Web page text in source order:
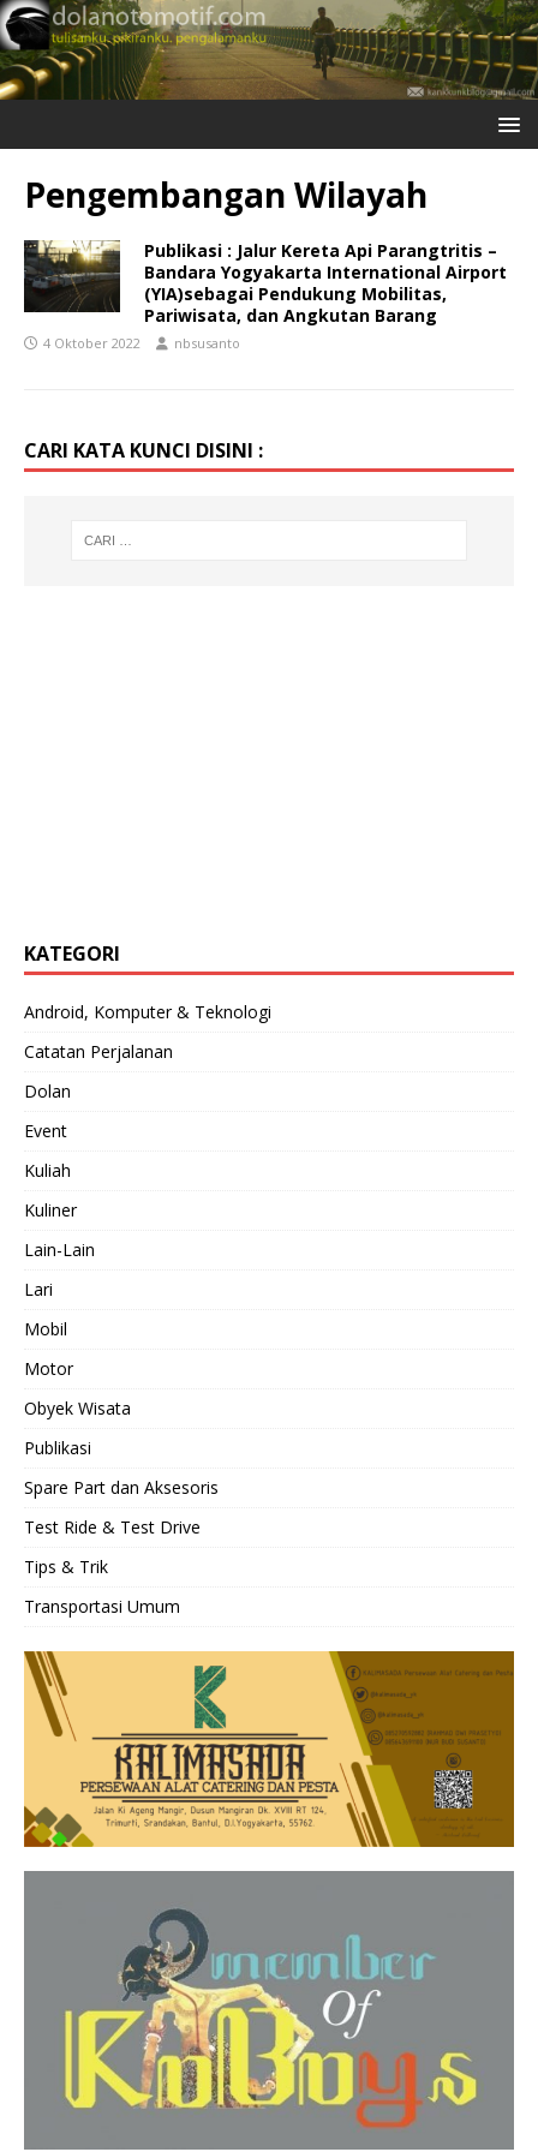
Pengembangan Wilayah
Publikasi : Jalur Kereta Api Parangtritis –
Bandara Yogyakarta International Airport
(YIA)sebagai Pendukung Mobilitas,
Pariwisata, dan Angkutan Barang
4 Oktober 2022 nbsusanto
CARI KATA KUNCI DISINI :
KATEGORI
Android, Komputer & Teknologi
Catatan Perjalanan
Dolan
Event
Kuliah
Kuliner
Lain-Lain
Lari
Mobil
Motor
Obyek Wisata
Publikasi
Spare Part dan Aksesoris
Test Ride & Test Drive
Tips & Trik
Transportasi Umum